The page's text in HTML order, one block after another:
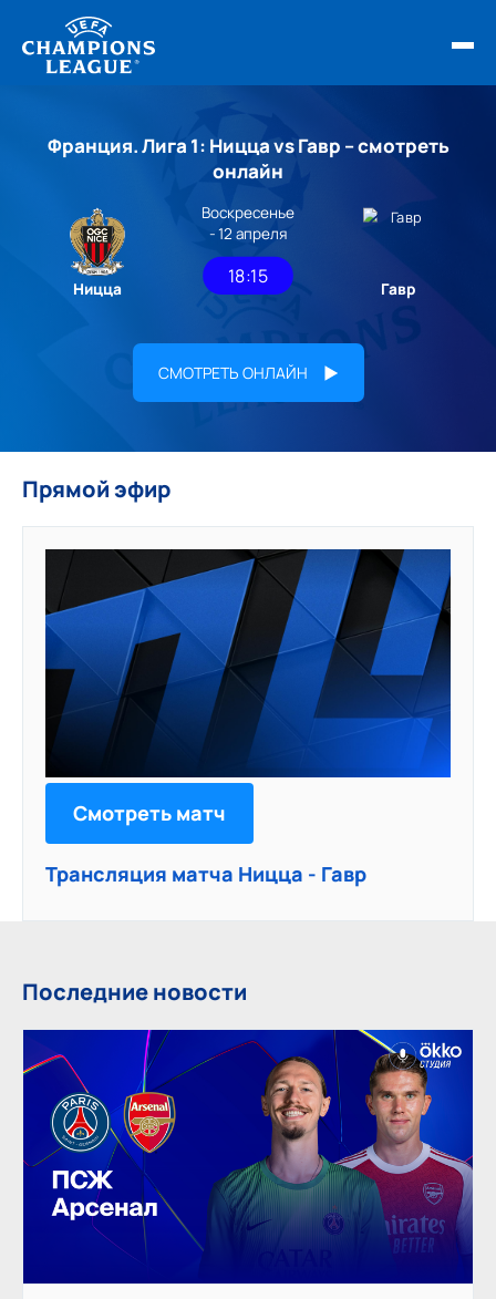
ОБЗОРЫ ЛЧ УЕФА
НОВОСТИ
РАСПИСАНИЕ
Франция. Лига 1: Ницца vs Гавр – смотреть
онлайн
Ницца
Воскресенье
- 12 апреля
18:15
Гавр
СМОТРЕТЬ ОНЛАЙН
Прямой эфир
Смотреть матч
Трансляция матча Ницца - Гавр
Последние новости